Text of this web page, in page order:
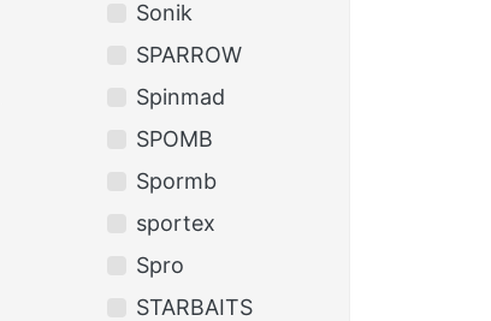
Sonik
SPARROW
Spinmad
SPOMB
Spormb
sportex
Spro
STARBAITS